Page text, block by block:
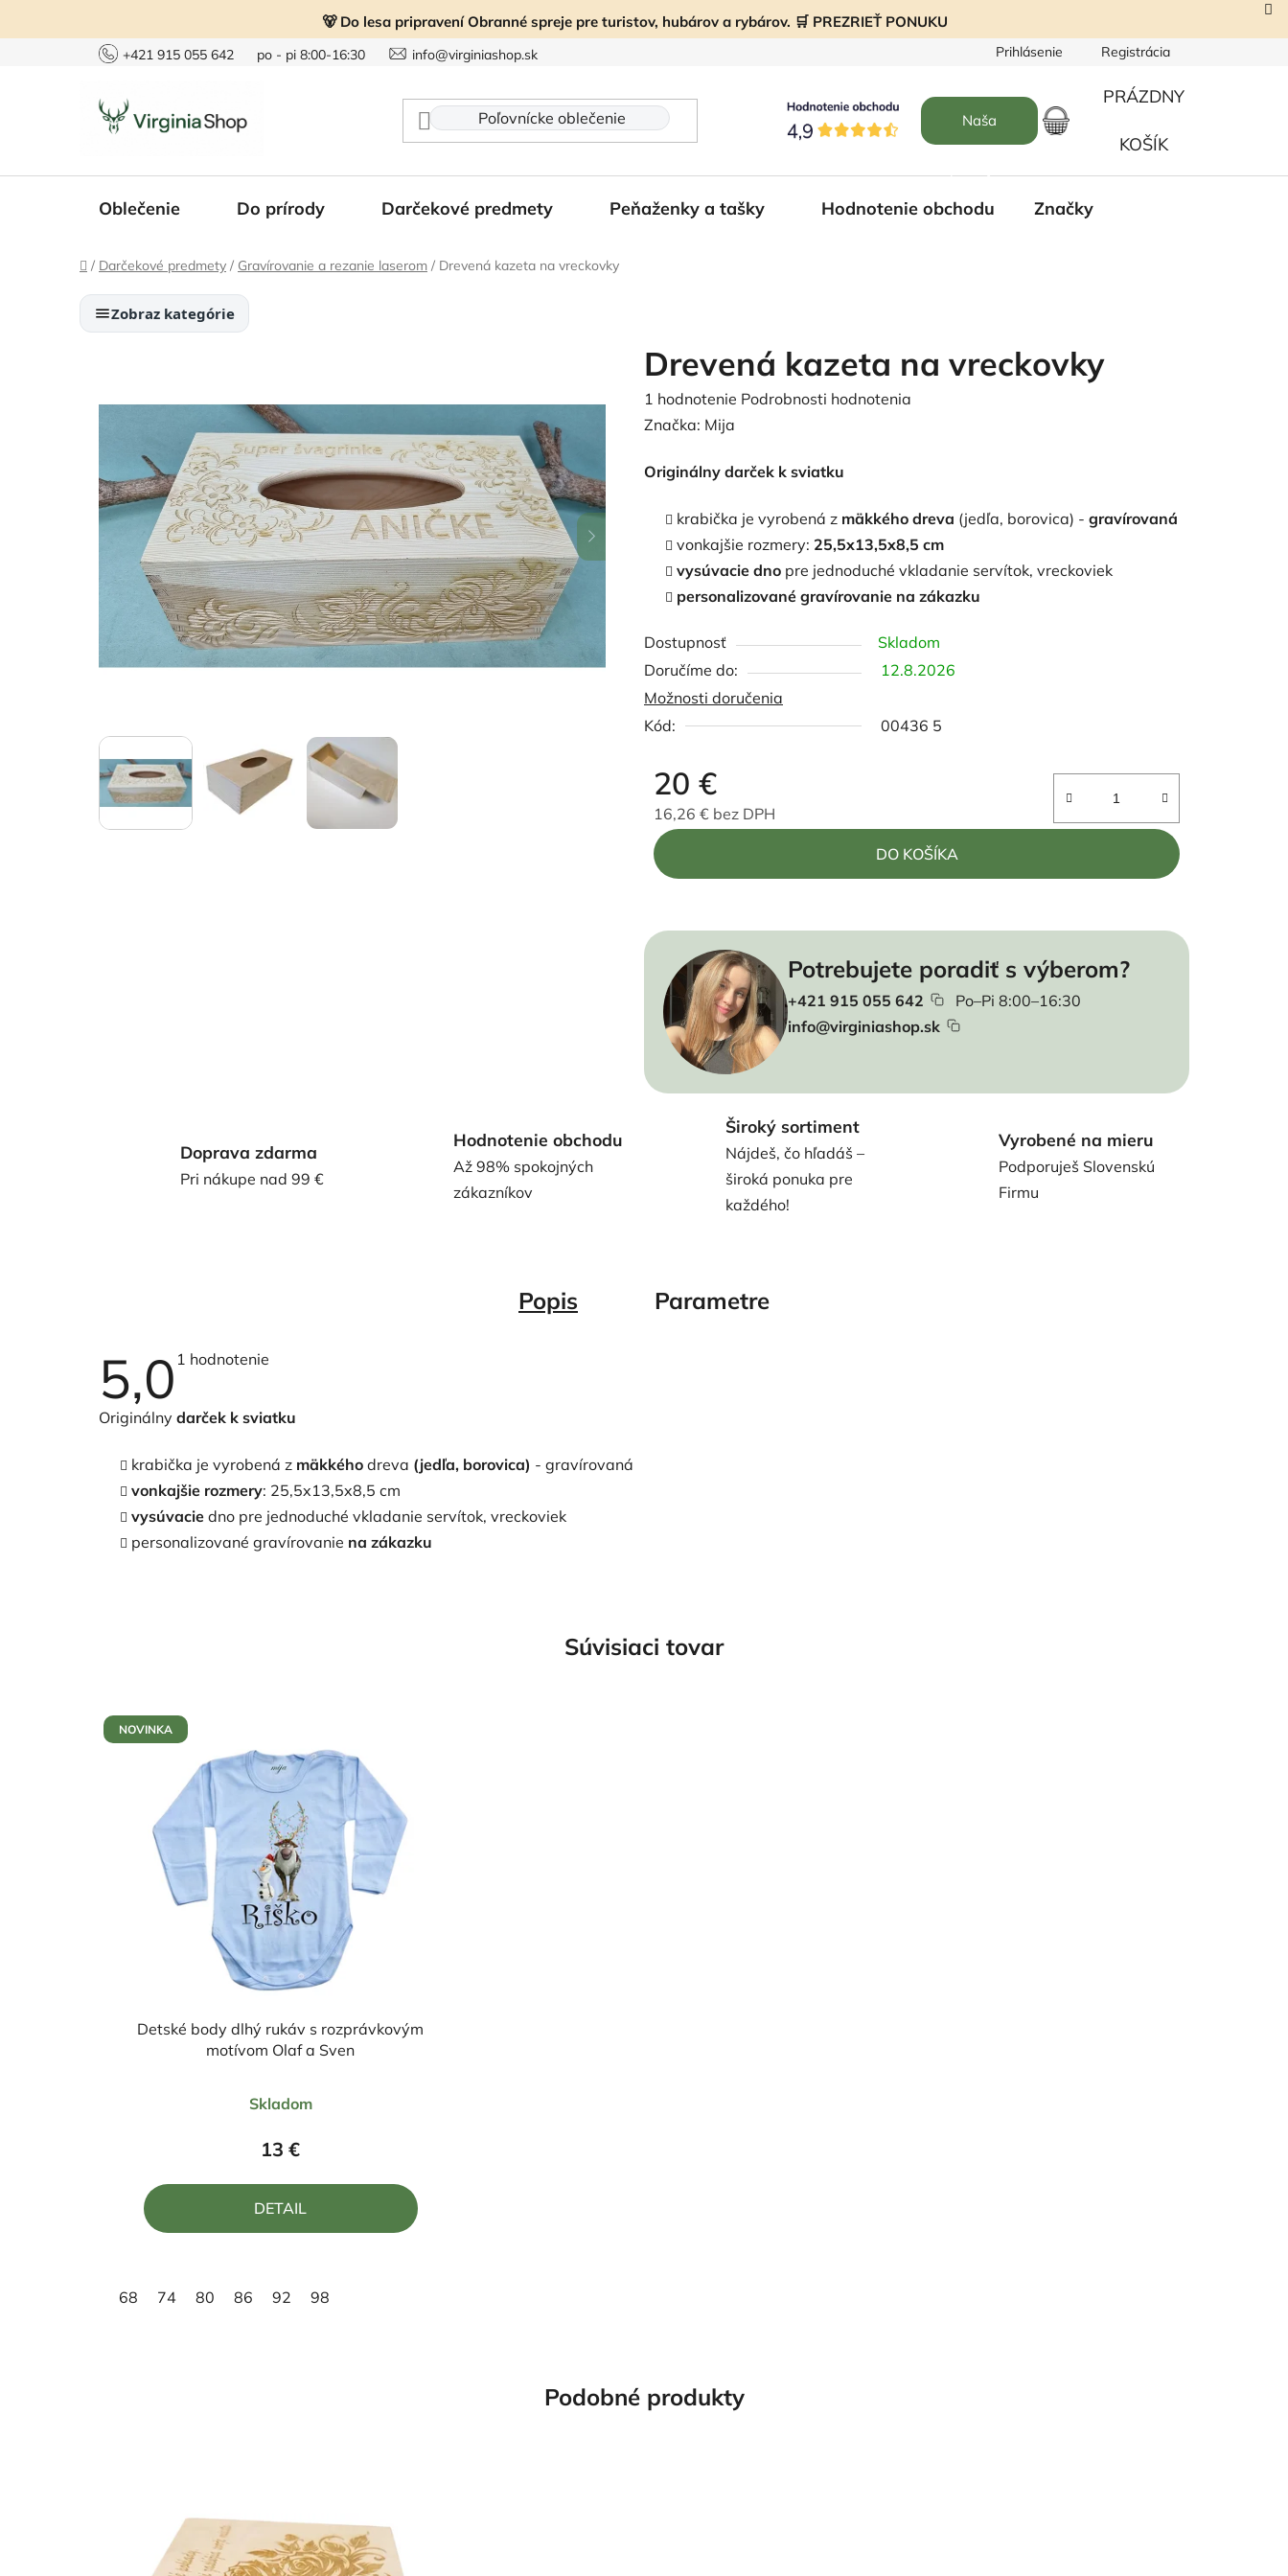
🐻 Do lesa pripravení Obranné spreje pre turistov, hubárov a rybárov. 🛒 PREZRIEŤ PONUKU
+421 915 055 642 po - pi 8:00-16:30 info@virginiashop.sk Prihlásenie Registrácia
Naša
NÁKUPNÝ
PRÁZDNY
KOŠÍK
Oblečenie Do prírody Darčekové predmety Peňaženky a tašky Hodnotenie obchodu Značky
Domov
/ Darčekové predmety / Gravírovanie a rezanie laserom / Drevená kazeta na vreckovky
Zobraz kategórie
Drevená kazeta na vreckovky
Priemerné
hodnotenie
je
hviezdičiek.
1 hodnotenie Podrobnosti hodnotenia
Značka: Mija
Originálny darček k sviatku
krabička je vyrobená z mäkkého dreva (jedľa, borovica) - gravírovaná
vonkajšie rozmery: 25,5x13,5x8,5 cm
vysúvacie dno pre jednoduché vkladanie servítok, vreckoviek
personalizované gravírovanie na zákazku
Dostupnosť
Skladom
12.8.2026
Možnosti doručenia
Kód:
00436 5
20 €
16,26 € bez DPH
Jednotková cena:
DO KOŠÍKA
Potrebujete poradiť s výberom?
+421 915 055 642
Po–Pi 8:00–16:30
info@virginiashop.sk
Doprava zdarma
Pri nákupe nad 99 €
Hodnotenie obchodu
Až 98% spokojných
zákazníkov
Široký sortiment
Nájdeš, čo hľadáš –
široká ponuka pre
každého!
Vyrobené na mieru
Podporuješ Slovenskú
Firmu
Popis Parametre
5,0 Priemerné
5,0
hviezdičiek.
1 hodnotenie
Originálny darček k sviatku
krabička je vyrobená z mäkkého dreva (jedľa, borovica) - gravírovaná
vonkajšie rozmery: 25,5x13,5x8,5 cm
vysúvacie dno pre jednoduché vkladanie servítok, vreckoviek
personalizované gravírovanie na zákazku
Súvisiaci tovar
NOVINKA
Detské body dlhý rukáv s rozprávkovým
motívom Olaf a Sven
hodnotenie
produktu
z
Skladom
13 €
DETAIL
68 74 80 86 92 98
Podobné produkty